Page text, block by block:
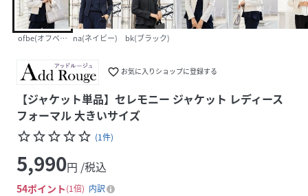
ofbe(オフベージュ)na(ネイビー) bk(ブラック)
favorite_border お気に入りショップに登録する
【ジャケット単品】セレモニー ジャケット レディース
フォーマル 大きいサイズ
star_borderstar_borderstar_borderstar_borderstar_border (1件)
5,990円 /税込
54ポイント 1倍
内訳